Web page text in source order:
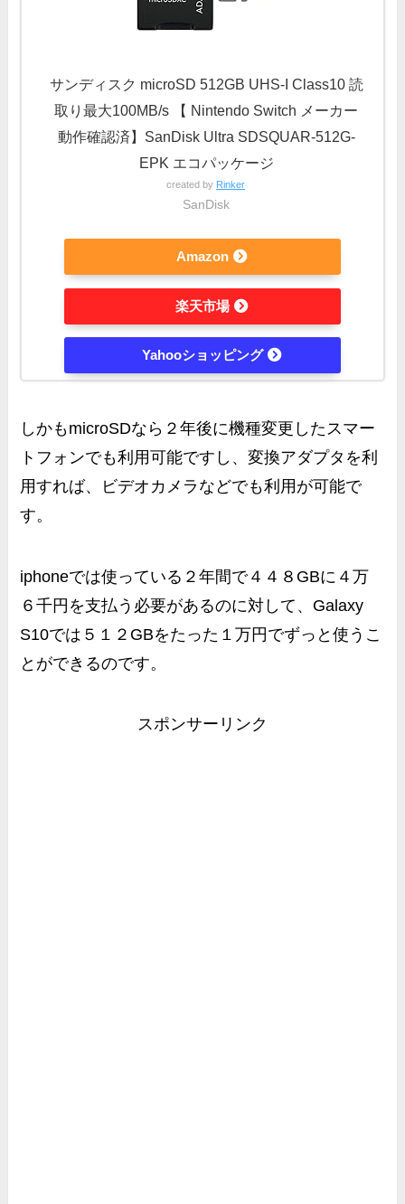
サンディスク microSD 512GB UHS-I Class10 読
取り最大100MB/s 【 Nintendo Switch メーカー
動作確認済】SanDisk Ultra SDSQUAR-512G-
EPK エコパッケージ
created by Rinker
SanDisk
Amazon
楽天市場
Yahooショッピング
しかもmicroSDなら２年後に機種変更したスマー
トフォンでも利用可能ですし、変換アダプタを利
用すれば、ビデオカメラなどでも利用が可能で
す。
iphoneでは使っている ２年間で４４８GBに４万
６千円を支払う 必要があるのに対して、Galaxy
S10では ５１２GBをたった１万円でずっと使うこ
とができるのです。
スポンサーリンク